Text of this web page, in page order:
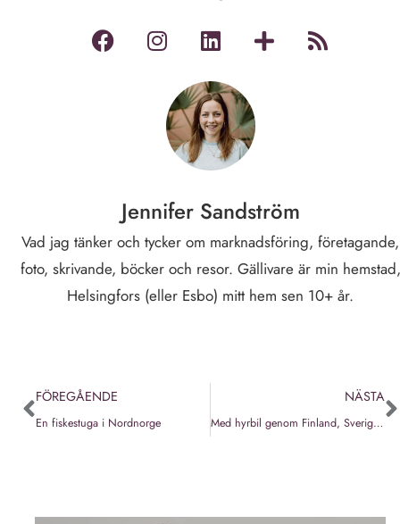
Jennifer Sandström
Vad jag tänker och tycker om marknadsföring, företagande,
foto, skrivande, böcker och resor. Gällivare är min hemstad,
Helsingfors (eller Esbo) mitt hem sen 10+ år.
FÖREGÅENDE
En fiskestuga i Nordnorge
NÄSTA
Med hyrbil genom Finland, Sverige och Norge